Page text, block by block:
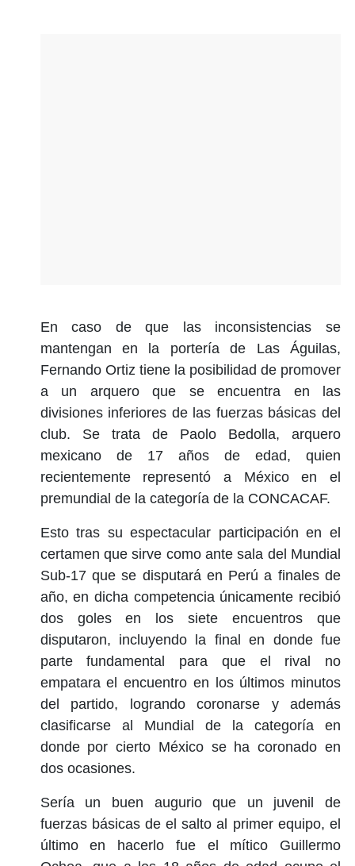
En caso de que las inconsistencias se
mantengan en la portería de Las Águilas,
Fernando Ortiz tiene la posibilidad de promover
a un arquero que se encuentra en las
divisiones inferiores de las fuerzas básicas del
club. Se trata de Paolo Bedolla, arquero
mexicano de 17 años de edad, quien
recientemente representó a México en el
premundial de la categoría de la CONCACAF.
Esto tras su espectacular participación en el
certamen que sirve como ante sala del Mundial
Sub-17 que se disputará en Perú a finales de
año, en dicha competencia únicamente recibió
dos goles en los siete encuentros que
disputaron, incluyendo la final en donde fue
parte fundamental para que el rival no
empatara el encuentro en los últimos minutos
del partido, logrando coronarse y además
clasificarse al Mundial de la categoría en
donde por cierto México se ha coronado en
dos ocasiones.
Sería un buen augurio que un juvenil de
fuerzas básicas de el salto al primer equipo, el
último en hacerlo fue el mítico Guillermo